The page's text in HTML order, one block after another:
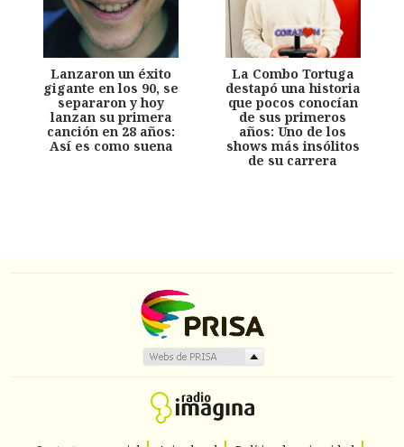
Lanzaron un éxito
gigante en los 90, se
separaron y hoy
lanzan su primera
canción en 28 años:
Así es como suena
La Combo Tortuga
destapó una historia
que pocos conocían
de sus primeros
años: Uno de los
shows más insólitos
de su carrera